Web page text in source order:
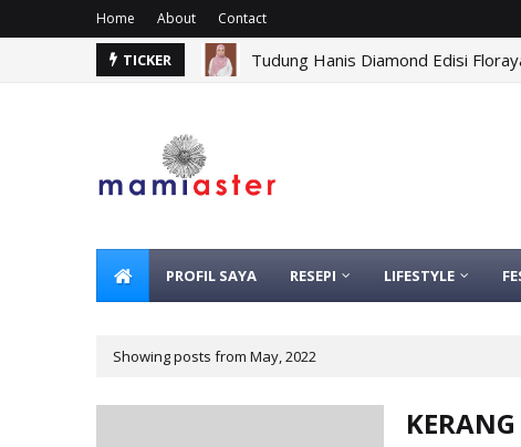
Home About Contact
TICKER Tudung Hanis Diamond Edisi
PROFIL SAYA RESEPI LIFESTYLE
Showing posts from May, 2022